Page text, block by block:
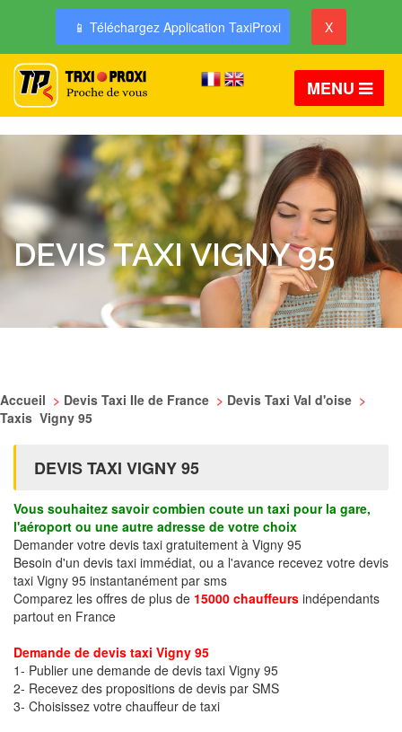
📱 Téléchargez Application TaxiProxi X
MENU
DEVIS TAXI VIGNY 95
Accueil > Devis Taxi Ile de France > Devis Taxi Val d'oise >
Taxis Vigny 95
DEVIS TAXI VIGNY 95
Vous souhaitez savoir combien coute un taxi pour la gare,
l'aéroport ou une autre adresse de votre choix
Demander votre devis taxi gratuitement à Vigny 95
Besoin d'un devis taxi immédiat, ou a l'avance recevez votre devis
taxi Vigny 95 instantanément par sms
Comparez les offres de plus de 15000 chauffeurs indépendants
partout en France
Demande de devis taxi Vigny 95
1- Publier une demande de devis taxi Vigny 95
2- Recevez des propositions de devis par SMS
3- Choisissez votre chauffeur de taxi